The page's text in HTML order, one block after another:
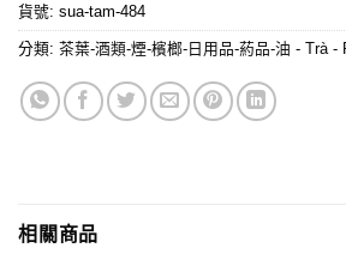
貨號: sua-tam-484
分類: 茶葉-酒類-煙-檳榔-日用品-葯品-油 - Trà -
相關商品